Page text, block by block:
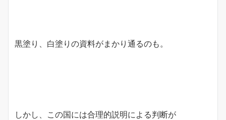
黒塗り、白塗りの資料がまかり通るのも。
しかし、この国には合理的説明による判断が